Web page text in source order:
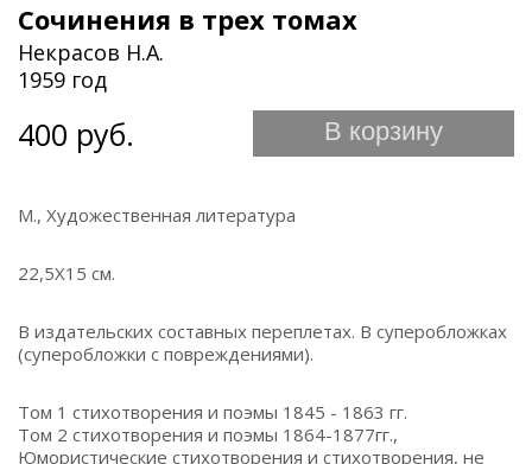
Сочинения в трех томах
Некрасов Н.А.
1959 год
400 руб. В корзину
М., Художественная литература
22,5Х15 см.
В издательских составных переплетах. В суперобложках
(суперобложки с повреждениями).
Том 1 стихотворения и поэмы 1845 - 1863 гг.
Том 2 стихотворения и поэмы 1864-1877гг.,
Юмористические стихотворения и стихотворения, не